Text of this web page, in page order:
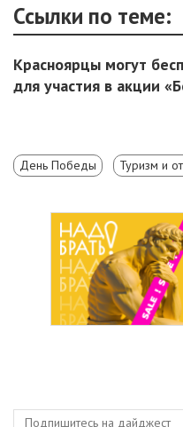
Ссылки по теме:
Красноярцы могут
для участия в акции
День Победы Туризм и